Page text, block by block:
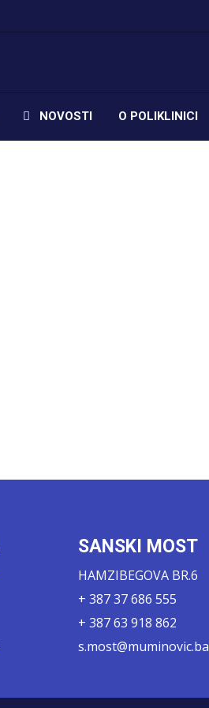
NOVOSTI O POLIKLINICI
SANSKI MOST
HAMZIBEGOVA BR.6
+ 387 37 686 555
+ 387 63 918 862
s.most@muminovic.ba